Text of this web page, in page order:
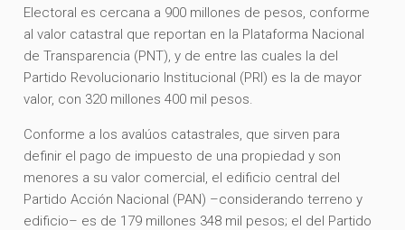
Electoral es cercana a 900 millones de pesos, conforme
al valor catastral que reportan en la Plataforma Nacional
de Transparencia (PNT), y de entre las cuales la del
Partido Revolucionario Institucional (PRI) es la de mayor
valor, con 320 millones 400 mil pesos.
Conforme a los avalúos catastrales, que sirven para
definir el pago de impuesto de una propiedad y son
menores a su valor comercial, el edificio central del
Partido Acción Nacional (PAN) –considerando terreno y
edificio– es de 179 millones 348 mil pesos; el del Partido